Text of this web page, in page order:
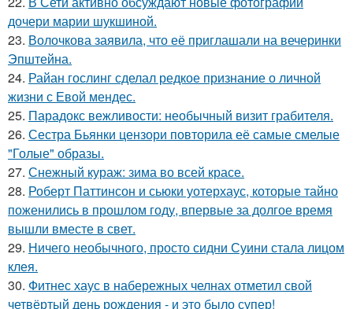
дочери марии шукшиной.
23. Волочкова заявила, что её приглашали на вечеринки
Эпштейна.
24. Райан гослинг сделал редкое признание о личной
жизни с Евой мендес.
25. Парадокс вежливости: необычный визит грабителя.
26. Сестра Бьянки цензори повторила её самые смелые
"Голые" образы.
27. Снежный кураж: зима во всей красе.
28. Роберт Паттинсон и сьюки уотерхаус, которые тайно
поженились в прошлом году, впервые за долгое время
вышли вместе в свет.
29. Ничего необычного, просто сидни Суини стала лицом
клея.
30. Фитнес хаус в набережных челнах отметил свой
четвёртый день рождения - и это было супер!